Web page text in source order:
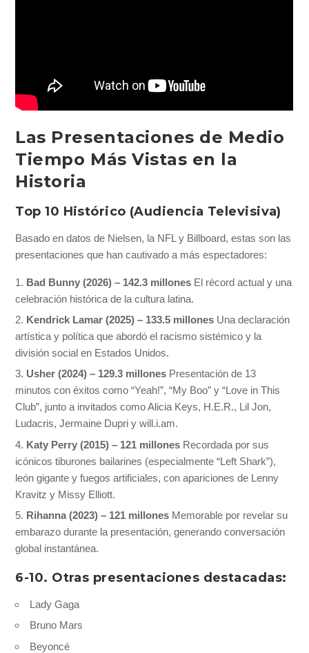
Las Presentaciones de Medio
Tiempo Más Vistas en la
Historia
Top 10 Histórico (Audiencia Televisiva)
Basado en datos de Nielsen, la NFL y Billboard, estas son las
presentaciones que han cautivado a más espectadores:
Bad Bunny (2026) – 142.3 millones El récord actual y una
celebración histórica de la cultura latina.
Kendrick Lamar (2025) – 133.5 millones Una declaración
artística y política que abordó el racismo sistémico y la
división social en Estados Unidos.
Usher (2024) – 129.3 millones Presentación de 13
minutos con éxitos como “Yeah!”, “My Boo” y “Love in This
Club”, junto a invitados como Alicia Keys, H.E.R., Lil Jon,
Ludacris, Jermaine Dupri y will.i.am.
Katy Perry (2015) – 121 millones Recordada por sus
icónicos tiburones bailarines (especialmente “Left Shark”),
león gigante y fuegos artificiales, con apariciones de Lenny
Kravitz y Missy Elliott.
Rihanna (2023) – 121 millones Memorable por revelar su
embarazo durante la presentación, generando conversación
global instantánea.
6-10. Otras presentaciones destacadas:
Lady Gaga
Bruno Mars
Beyoncé